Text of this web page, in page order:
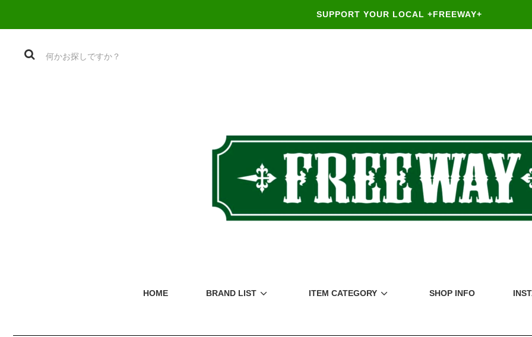
SUPPORT YOUR LOCAL +FREEWAY+
HOME BRAND LIST ITEM CATEGORY SHOP INFO